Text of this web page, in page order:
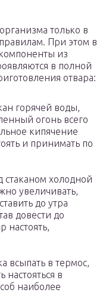
только в
При этом в
из
в полной
отвара:
горячей воды,
огонь всего
кипячение
и принимать по
стаканом холодной
увеличивать,
до утра
довести до
настоять,
всыпать в термос,
настояться в
наиболее